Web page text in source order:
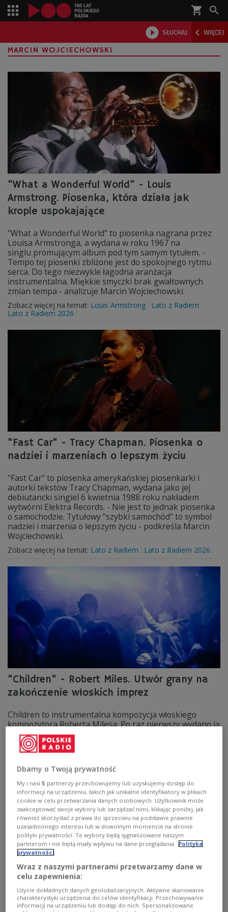
shopping_cart 
 SŁUCHAJ  WIĘCEJ

MARCIN WOJCIECHOWSKI
"What a Wonderful World" - Louis
Armstrong. Piosenka, która działa jak
krople uspokajające
"What a Wonderful World" to piosenka nagrana przez
Louisa Armstronga, a wydana w roku 1967 na
singlu promującym album pod tym samym tytułem. -
Tempo tej piosenki zbliżone jest do spokojnego rytmu
serca. Do tego niezwykle łagodna aranżacja
instrumentalna. Miękkie smyczki brak gwałtownych
zmian tempa - analizuje Marcin Wojciechowski.
Zobacz więcej na temat: Louis Armstrong
Lato z Radiem
Lato z Radiem 2026
"Fast Car" - Tracy Chapman. Piosenka o
nadziei i marzeniach o lepszym życiu
"Fast Car" to piosenka amerykańskiej piosenkarki i
autorki tekstów Tracy Chapman, wydana jako jej
debiutancki singiel 6 kwietnia 1988 roku nakładem
wytwórni Elektra Records. - Nie jest to jednak piosenka
o samochodzie. Tytułowy "szybki samochód" to symbol
nadziei i marzenia o lepszym życiu - podkreśla Marcin
Wojciechowski.
Zobacz więcej na temat: Lato z Radiem Lato z Radiem 2026
"Children" - Robert Miles. Utwór grany na
zakończenie włoskich imprez
Children to instrumentalna kompozycja włoskiego
kompozytora Roberta Milesa. Po raz pierwszy wydano ją
we Włoszech w styczniu 1995 roku jako część EP
Soundtracks na wytwórni DBX Joe Vannellego.
"Children" uzyskało certyfikat złotej i platynowej płyty w
krajach. Był to najpopularniejszy singiel w Europie w
1996 roku.
Zobacz więcej na temat:Lato z Radiem Lato z Radiem 2026
Dbamy o Twoją prywatność
My i nasi5 partnerzy przechowujemy lub uzyskujemy dostęp do
informacji na urządzeniu, takich jak unikalne identyfikatory w plikach
cookie w celu przetwarzania danych osobowych. Użytkownik może
zaakceptować swoje wybory lub zarządzać nimi, klikając poniżej, jak
również skorzystać z prawa do sprzeciwu na podstawie prawnie
uzasadnionego interesu lub w dowolnym momencie na stronie
polityki prywatności. Te wybory będą sygnalizowane naszym
partnerom i nie będą miały wpływu na dane przeglądania.
Polityka
prywatności
Wraz z naszymi partnerami przetwarzamy dane w
celu zapewnienia:
Użycie dokładnych danych geolokalizacyjnych. Aktywne skanowanie
charakterystyki urządzenia do celów identyfikacji. Przechowywanie
informacji na urządzeniu lub dostęp do nich. Spersonalizowane